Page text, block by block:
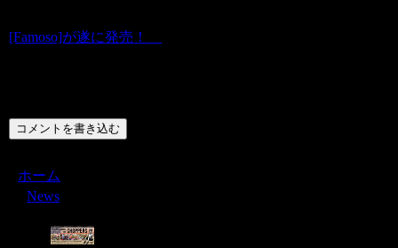
[Famoso]が遂に発売！
コメントを書き込む
ホーム
News